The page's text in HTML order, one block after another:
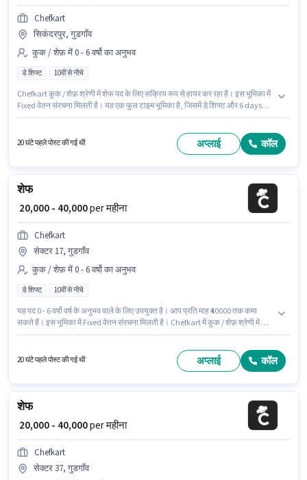
Chefkart
सिकंदरपुर, गुडगाँव
कुक / शेफ़ में 0 - 6 वर्षो का अनुभव
डे शिफ्ट 10वीं से नीचे
Chefkart कुक / शेफ़ श्रेणी में शेफ पद के लिए सक्रिय रूप से हायर कर रहा है। इस भूमिका में
Fixed वेतन संरचना मिलती है। यह एक फुल टाइम भूमिका है, जिसमें डे शिफ्ट और 6 days
उम्मीदवार इस भूमिका के लिए उपयुक्त हैं।
20 घंटे पहले पोस्ट की गई थी अप्लाई कॉल
शेफ
₹ 20,000 - 40,000per महीना
Chefkart
सेक्टर 17, गुडगाँव
कुक / शेफ़ में 0 - 6 वर्षो का अनुभव
डे शिफ्ट 10वीं से नीचे
यह पद 0 - 6 वर्षो वर्ष के अनुभव वाले के लिए उपयुक्त है। आप प्रति माह ₹40000 तक कमा
सकते हैं। इस भूमिका में Fixed वेतन संरचना मिलती है। Chefkart में कुक / शेफ़ श्रेणी में शेफ
वैकेंसी सेक्टर 17, गुडगाँव में है।
20 घंटे पहले पोस्ट की गई थी अप्लाई कॉल
शेफ
₹ 20,000 - 40,000per महीना
Chefkart
सेक्टर 37, गुडगाँव